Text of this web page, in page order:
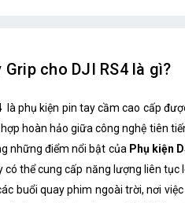
cho DJI RS4 là gì?
là phụ kiện pin tay cầm cao cấp
hoàn hảo giữa công nghệ tiên
những điểm nổi bật của Phụ kiện
thể cung cấp năng lượng liên tục
buổi quay phim ngoài trời, nơi